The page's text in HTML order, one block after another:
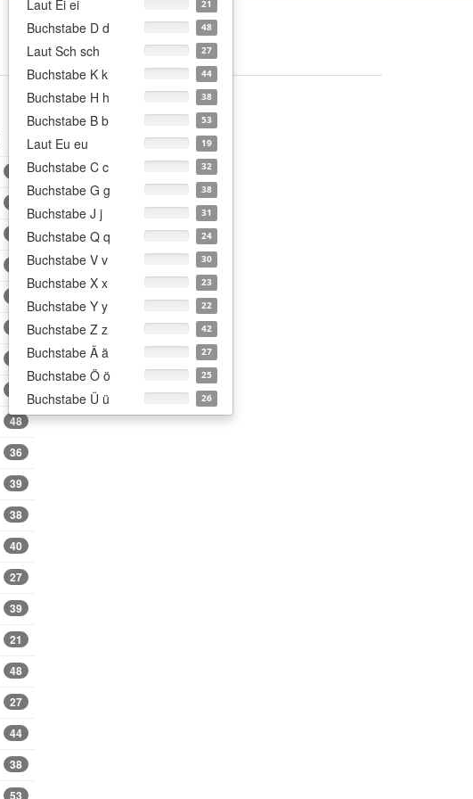
Laut Ei ei 21
Buchstabe D d 48
Laut Sch sch 27
Buchstabe K k 44
Buchstabe H h 38
Buchstabe B b 53
Laut Eu eu 19
Buchstabe C c 32
Buchstabe G g 38
Buchstabe J j 31
Buchstabe Q q 24
Buchstabe V v 30
Buchstabe X x 23
Buchstabe Y y 22
Buchstabe Z z 42
Buchstabe Ä ä 27
Buchstabe Ö ö 25
Buchstabe Ü ü 26
48
36
39
38
40
27
39
21
48
27
44
38
53